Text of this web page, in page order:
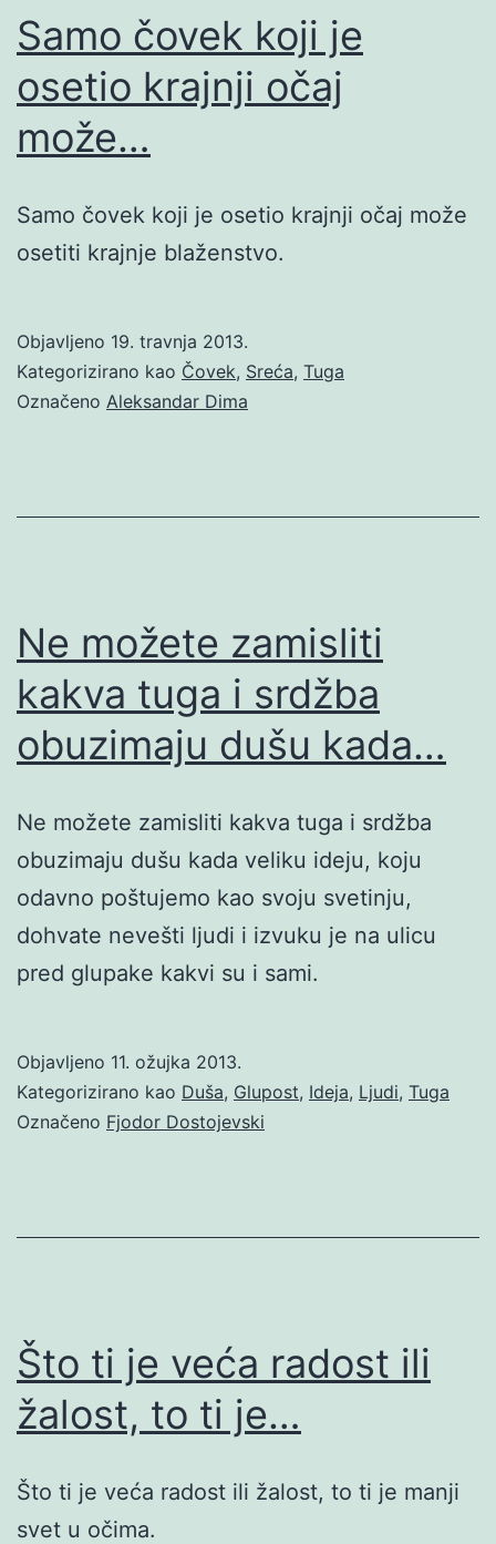
Samo čovek koji je
osetio krajnji očaj
može…
Samo čovek koji je osetio krajnji očaj može
osetiti krajnje blaženstvo.
Objavljeno 19. travnja 2013.
Kategorizirano kao Čovek, Sreća, Tuga
Označeno Aleksandar Dima
Ne možete zamisliti
kakva tuga i srdžba
obuzimaju dušu kada…
Ne možete zamisliti kakva tuga i srdžba
obuzimaju dušu kada veliku ideju, koju
odavno poštujemo kao svoju svetinju,
dohvate nevešti ljudi i izvuku je na ulicu
pred glupake kakvi su i sami.
Objavljeno 11. ožujka 2013.
Kategorizirano kao Duša, Glupost, Ideja, Ljudi, Tuga
Označeno Fjodor Dostojevski
Što ti je veća radost ili
žalost, to ti je…
Što ti je veća radost ili žalost, to ti je manji
svet u očima.